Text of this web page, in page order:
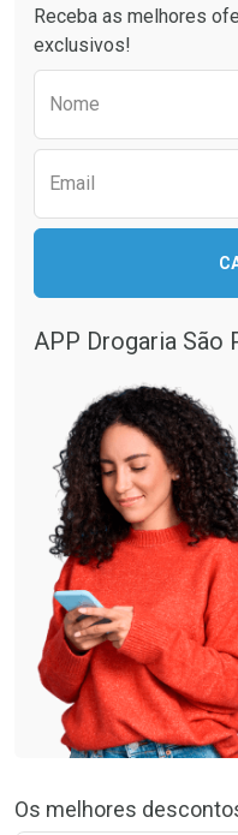
Por R$ 29,38/cada
Por R$ 29,38/cada
Receba as melhores
exclusivos!
Nome
Email
APP Drogaria São
Os melhores